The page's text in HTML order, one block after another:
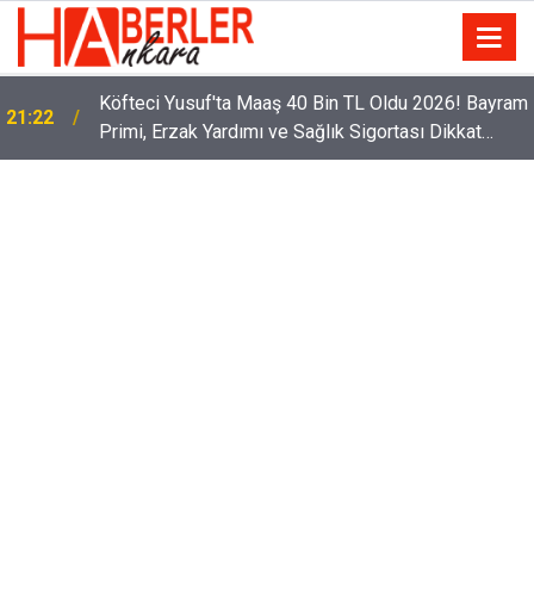
21:22
Köfteci Yusuf'ta Maaş 40 Bin TL Oldu 2026! Bayram
Primi, Erzak Yardımı ve Sağlık Sigortası Dikkat
Çekti